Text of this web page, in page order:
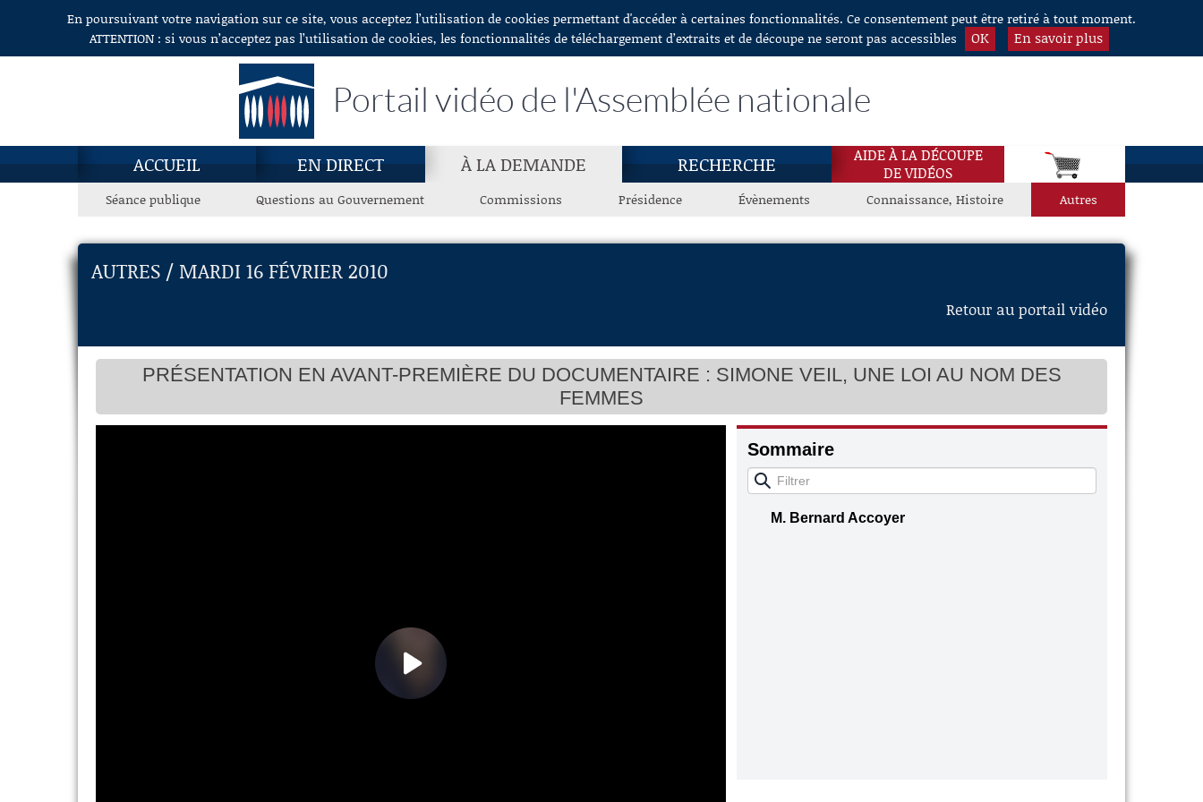
Aller au contenuEn poursuivant votre navigation sur ce site, vous acceptez l’utilisation de cookies permettant d'accéder à certaines fonctionnalités. Ce consentement peut être retiré à tout moment.
ATTENTION : si vous n’acceptez pas l’utilisation de cookies, les fonctionnalités de téléchargement d’extraits et de découpe ne seront pas accessibles
OK En savoir plus
Portail vidéo de l'Assemblée nationale
ACCUEIL EN DIRECT À LA DEMANDE RECHERCHE
AIDE À LA DÉCOUPE
DE VIDÉOS
Séance publique Questions au Gouvernement Commissions Présidence Évènements Connaissance, Histoire Autres
AUTRES / MARDI 16 FÉVRIER 2010
Retour au portail vidéo
PRÉSENTATION EN AVANT-PREMIÈRE DU DOCUMENTAIRE : SIMONE VEIL, UNE LOI AU NOM DES
FEMMES
Sommaire
M. Bernard Accoyer